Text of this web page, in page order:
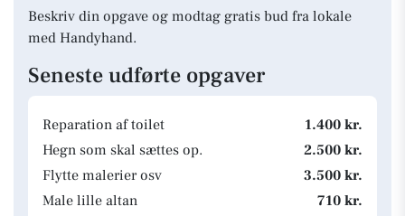
Beskriv din opgave og modtag gratis bud fra lokale
med Handyhand.
Seneste udførte opgaver
Reparation af toilet
1.400 kr.
Hegn som skal sættes op.
2.500 kr.
Flytte malerier osv
3.500 kr.
Male lille altan
710 kr.